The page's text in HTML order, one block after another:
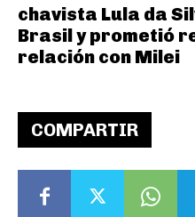
COMPARTIR
chavista Lula da
Brasil y prometió
relación con Milei